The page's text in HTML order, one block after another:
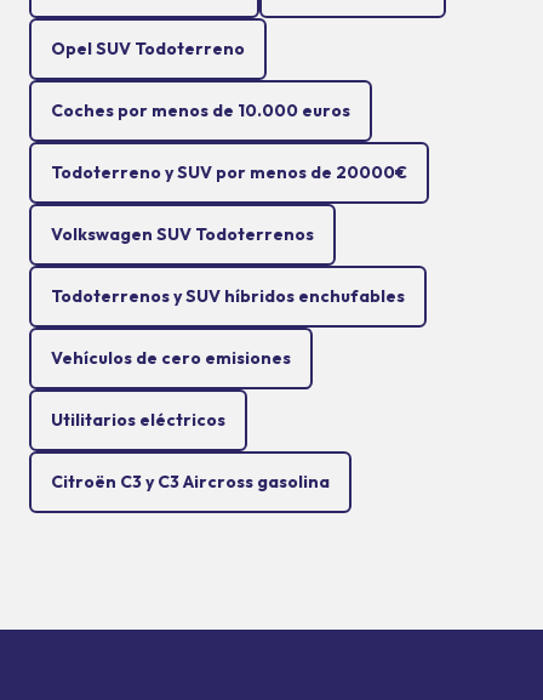
Opel SUV Todoterreno
Coches por menos de 10.000 euros
Todoterreno y SUV por menos de 20000€
Volkswagen SUV Todoterrenos
Todoterrenos y SUV híbridos enchufables
Vehículos de cero emisiones
Utilitarios eléctricos
Citroën C3 y C3 Aircross gasolina